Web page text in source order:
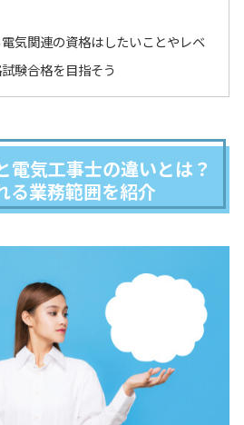
気関連の資格はしたいことやレベ
験合格を目指そう
電気工事士の違いとは？
る業務範囲を紹介